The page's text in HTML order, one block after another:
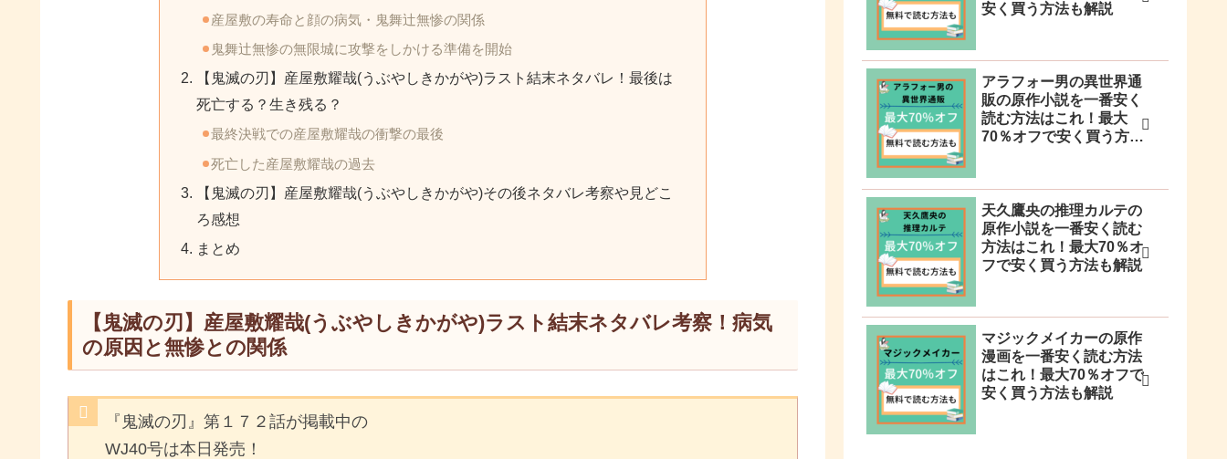
産屋敷の寿命と顔の病気・鬼舞辻無惨の関係
鬼舞辻無惨の無限城に攻撃をしかける準備を開始
【鬼滅の刃】産屋敷耀哉(うぶやしきかがや)ラスト結末ネタバレ！最後は
死亡する？生き残る？
最終決戦での産屋敷耀哉の衝撃の最後
死亡した産屋敷耀哉の過去
【鬼滅の刃】産屋敷耀哉(うぶやしきかがや)その後ネタバレ考察や見どこ
ろ感想
まとめ
【鬼滅の刃】産屋敷耀哉(うぶやしきかがや)ラスト結末ネタバレ考察！病気
の原因と無惨との関係
『鬼滅の刃』第１７２話が掲載中の
WJ40号は本日発売！
安く買う方法も解説
アラフォー男の異世界通
販の原作小説を一番安く
読む方法はこれ！最大
70％オフで安く買う方法
天久鷹央の推理カルテの
原作小説を一番安く読む
方法はこれ！最大70％オ
フで安く買う方法も解説
マジックメイカーの原作
漫画を一番安く読む方法
はこれ！最大70％オフで
安く買う方法も解説